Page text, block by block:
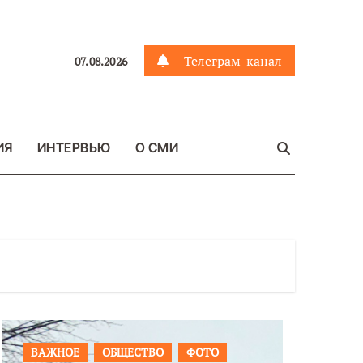
07.08.2026 Телеграм-канал
ИНТЕРВЬЮ О СМИ
ПРОИСШЕСТВИЯ ФОТО